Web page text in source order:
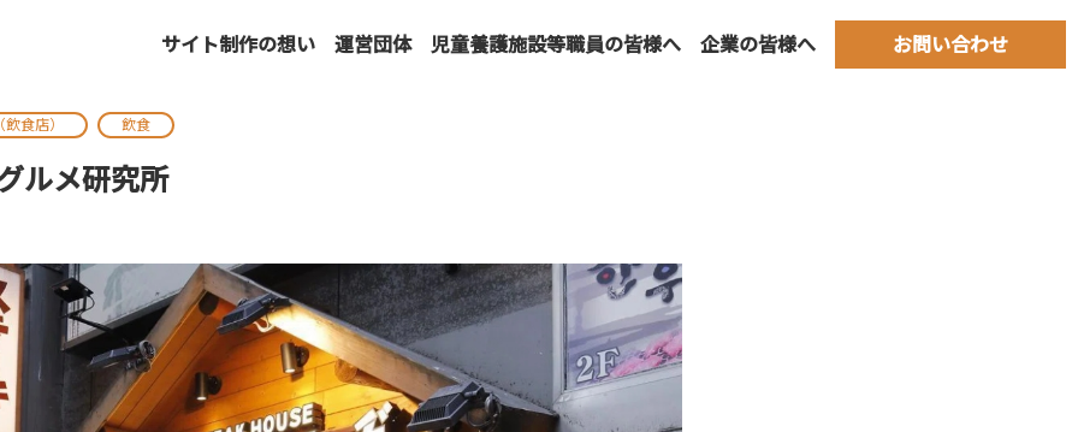
サイト制作の想い 運営団体 児童養護施設等職員の皆様へ 企業の皆様へ お問い合わせ
食店） 飲食
ルメ研究所